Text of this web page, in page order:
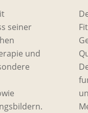
seiner
und